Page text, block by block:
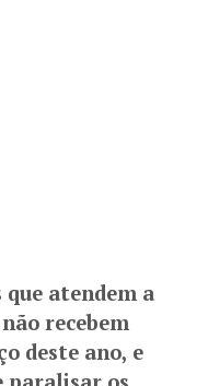
atendem a
recebem
deste ano, e